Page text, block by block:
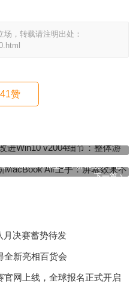
，转载请注明出处：
赞
下一篇
MacBook Air上手：屏幕效果不佳
月决赛蓄势待发
全新亮相百货会
网上线，全球报名正式开启